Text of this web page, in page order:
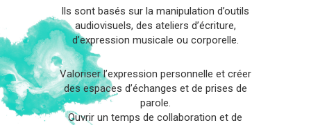
Ils sont basés sur la manipulation d’outils
audiovisuels, des ateliers d’écriture,
d’expression musicale ou corporelle.
Valoriser l’expression personnelle et créer
des espaces d’échanges et de prises de
parole.
Ouvrir un temps de collaboration et de